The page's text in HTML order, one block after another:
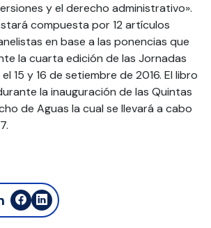
y el derecho administrativo».
compuesta por 12 artículos
en base a las ponencias que
la cuarta edición de las Jornadas
15 y 16 de setiembre de 2016. El libro
la inauguración de las Quintas
de Aguas la cual se llevará a cabo